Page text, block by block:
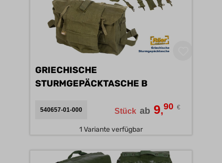
GRIECHISCHE
STURMGEPÄCKTASCHE B
540657-01-000 Stück ab 9,90 €
1 Variante verfügbar